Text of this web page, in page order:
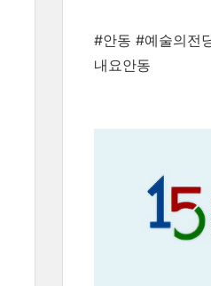
#안동 #예술의전
내요안동